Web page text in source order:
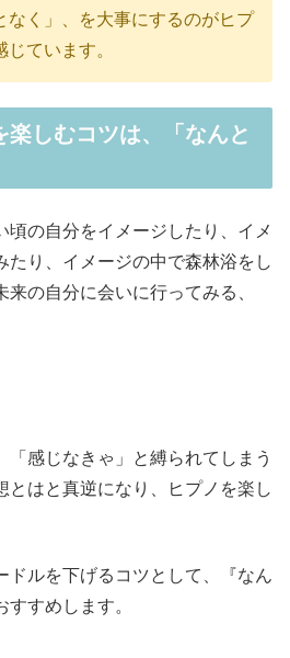
なく」、を大事にするのがヒプ
ています。
楽しむコツは、「なんと
頃の自分をイメージしたり、イメ
たり、イメージの中で森林浴をし
の自分に会いに行ってみる、
「感じなきゃ」と縛られてしまう
とはと真逆になり、ヒプノを楽し
ドルを下げるコツとして、『なん
すめします。